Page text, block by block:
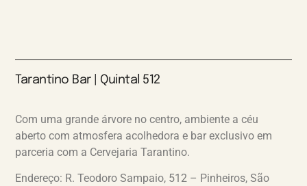
Tarantino Bar | Quintal 512
Com uma grande árvore no centro, ambiente a céu
aberto com atmosfera acolhedora e bar exclusivo em
parceria com a Cervejaria Tarantino.
Endereço: R. Teodoro Sampaio, 512 – Pinheiros, São